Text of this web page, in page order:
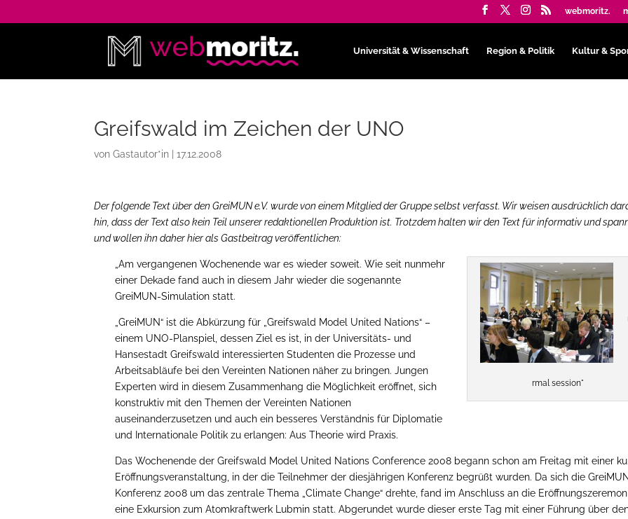
webmoritz.
Universität & Wissenschaft Region & Politik Kultur &
Greifswald im Zeichen der UNO
vonGastautor*in |17.12.2008
Der folgende Text über den GreiMUN e.V. wurde von einem Mitglied der Gruppe selbst verfasst. Wir weisen ausdrücklich
hin, dass der Text also kein Teil unserer redaktionellen Produktion ist. Trotzdem halten wir den Text für informativ und
und wollen ihn daher hier als Gastbeitrag veröffentlichen:
rmal session"
„Am vergangenen Wochenende war es wieder soweit. Wie seit nunmehr
einer Dekade fand auch in diesem Jahr wieder die sogenannte
GreiMUN-Simulation statt.
„GreiMUN“ ist die Abkürzung für „Greifswald Model United Nations“ –
einem UNO-Planspiel, dessen Ziel es ist, in der Universitäts- und
Hansestadt Greifswald interessierten Studenten die Prozesse und
Arbeitsabläufe bei den Vereinten Nationen näher zu bringen. Jungen
Experten wird in diesem Zusammenhang die Möglichkeit eröffnet, sich
konstruktiv mit den Themen der Vereinten Nationen
auseinanderzusetzen und auch ein besseres Verständnis für Diplomatie
und Internationale Politik zu erlangen: Aus Theorie wird Praxis.
Das Wochenende der Greifswald Model United Nations Conference 2008 begann schon am Freitag mit einer
Eröffnungsveranstaltung, in der die Teilnehmer der diesjährigen Konferenz begrüßt wurden. Da sich die
Konferenz 2008 um das zentrale Thema „Climate Change“ drehte, fand im Anschluss an die
eine Exkursion zum Atomkraftwerk Lubmin statt. Abgerundet wurde dieser erste Tag mit einer Führung über